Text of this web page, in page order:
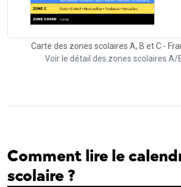
Carte des zones scolaires A, B et C -
Voir le détail des zones scolaires A/
Comment lire le
scolaire ?